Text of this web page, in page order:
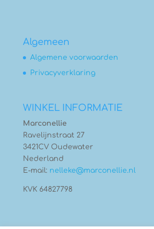
Algemeen
Algemene voorwaarden
Privacyverklaring
WINKEL INFORMATIE
Marconellie
Ravelijnstraat 27
3421CV Oudewater
Nederland
E-mail: nelleke@marconellie.nl
KVK 64827798